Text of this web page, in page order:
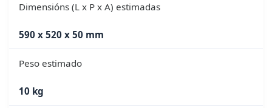
Dimensións (L x P x A) estimadas
590 x 520 x 50 mm
Peso estimado
10 kg